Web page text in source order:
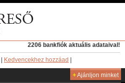
2206 bankfiók aktuális adataival!
Kedvencekhez hozzáad
+Ajánljon minket